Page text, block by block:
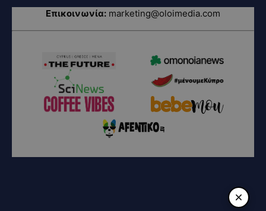
Επικοινωνία: marketing@oloimedia.com